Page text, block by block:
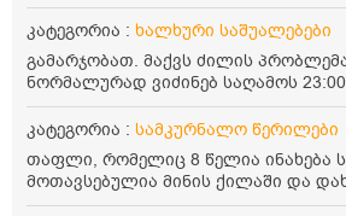
დამეწყო შიშები ვეღარ გავდიოდი
ასე ცუდად არ გავხდარიყავი ყურის
მაშინ როგორც გაირკვა მას შემსეგ
მეტინდა კიდე მეხვევა თავბრუ გარეთ
სახლში კარგად ვარ როცა
სმაგაზეხ კი ცუდად ვხდებოდი
ბაღში ჯოხში ზოგჯერ მაქვს
ფეხებიდან და ჯოხზე უნდა
არვიხი როგორ მოვიქცე რა გავაკეთო
შიშები უაზროდ შფოთვა რომ ვეღარ
კატეგორია : ხალხური საშუალებები
გამარჯობათ. მაქვს ძილის
ნორმალურად ვიძინებ საღამოს
ან 04:00 საათზე მეღვიძება და მერე
ვერაფრით.რამე ხალხური საშუალება
კატეგორია : სამკურნალო წერილები
თაფლი, რომელიც 8 წელია ინახება
მოთავსებულია მინის ქილაში და
პლასტმასის სახურავით. ექნება თუ